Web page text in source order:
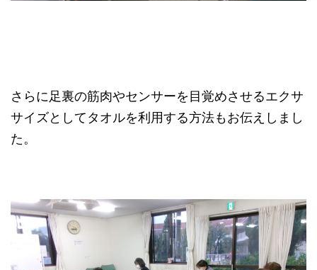
さらに足裏の筋肉やセンサーを目覚めさせるエクサ
サイズとしてタオルを利用する方法もお伝えしまし
た。